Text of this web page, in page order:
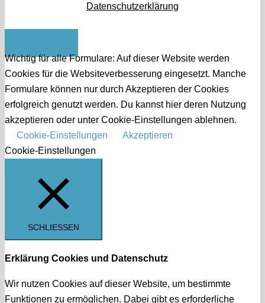
Datenschutzerklärung
Wichtig für alle Formulare: Auf dieser Website werden
Cookies für die Websiteverbesserung eingesetzt. Manche
Formulare können nur durch Akzeptieren der Cookies
erfolgreich genutzt werden. Du kannst hier deren Nutzung
akzeptieren oder unter Cookie-Einstellungen ablehnen.
Cookie-Einstellungen
Akzeptieren
Cookie-Einstellungen
SCHLIESSEN
Erklärung Cookies und Datenschutz
Wir nutzen Cookies auf dieser Website, um bestimmte
Funktionen zu ermöglichen. Dabei gibt es erforderliche